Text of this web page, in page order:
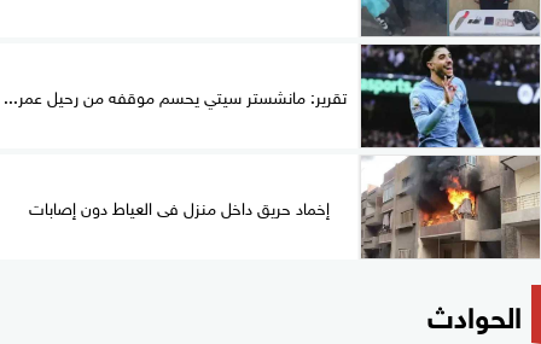
تقرير: مانشستر سيتي يحسم موقفه من رحيل عمر...
إخماد حريق داخل منزل فى العياط دون إصابات
الحوادث